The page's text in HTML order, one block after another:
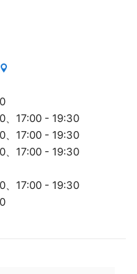
、17:00 - 19:30
、17:00 - 19:30
、17:00 - 19:30
、17:00 - 19:30